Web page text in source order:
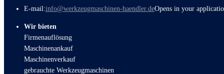
E-mail:info@werkzeugmaschinen-haendler.deOpens in your
Wir bieten
Firmenauflösung
Maschinenankauf
Maschinenverkauf
gebrauchte Werkzeugmaschinen